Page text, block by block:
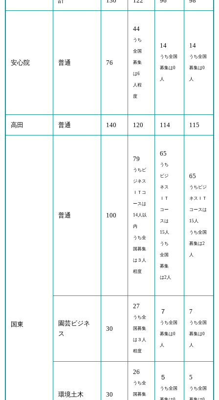
安心院 普通 76
44
うち
全国
募集
は6
人程
度
14
うち全国
募集は0
人
14
うち全国
募集は0
人
高田 普通 140 120 114 115
国東
普通 100
79
うちビ
ジネス
ＩＴコ
ースは
14人以
内
うち全
国募集
は３人
程度
65
うち
ビジ
ネス
ＩＴ
コー
スは
15人
うち
全国
募集
は2人
65
うちビジ
ネスＩＴ
コースは
15人
うち全国
募集は2
人
園芸ビジネ
ス
30
27
うち全
国募集
は３人
程度
７
うち全国
募集は0
人
7
うち全国
募集は0
人
環境土木 30
26
うち全
国募集
５
うち全国
5
うち全国